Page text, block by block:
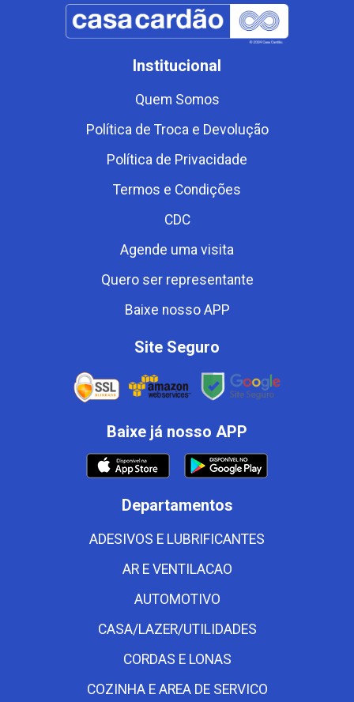
Institucional
Quem Somos
Política de Troca e Devolução
Política de Privacidade
Termos e Condições
CDC
Agende uma visita
Quero ser representante
Baixe nosso APP
Site Seguro
Baixe já nosso APP
Departamentos
ADESIVOS E LUBRIFICANTES
AR E VENTILACAO
AUTOMOTIVO
CASA/LAZER/UTILIDADES
CORDAS E LONAS
COZINHA E AREA DE SERVICO